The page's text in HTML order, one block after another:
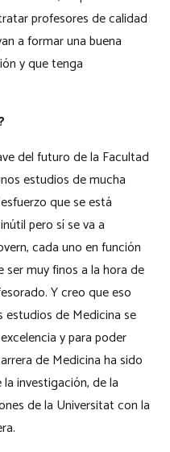
profesores de calidad
a formar una buena
y que tenga
del futuro de la Facultad
estudios de mucha
que se está
pero sí se va a
cada uno en función
muy finos a la hora de
Y creo que eso
estudios de Medicina se
y para poder
de Medicina ha sido
investigación, de la
de la Universitat con la